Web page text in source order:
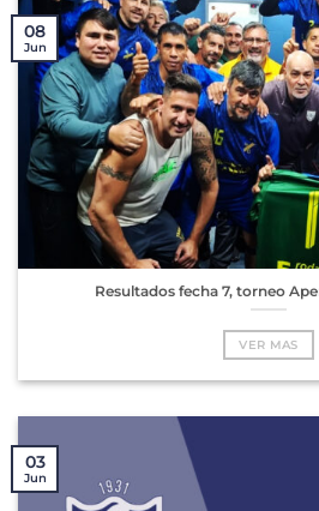
Resultados fecha 7, torneo
VER MAS
08
Jun
03
Jun